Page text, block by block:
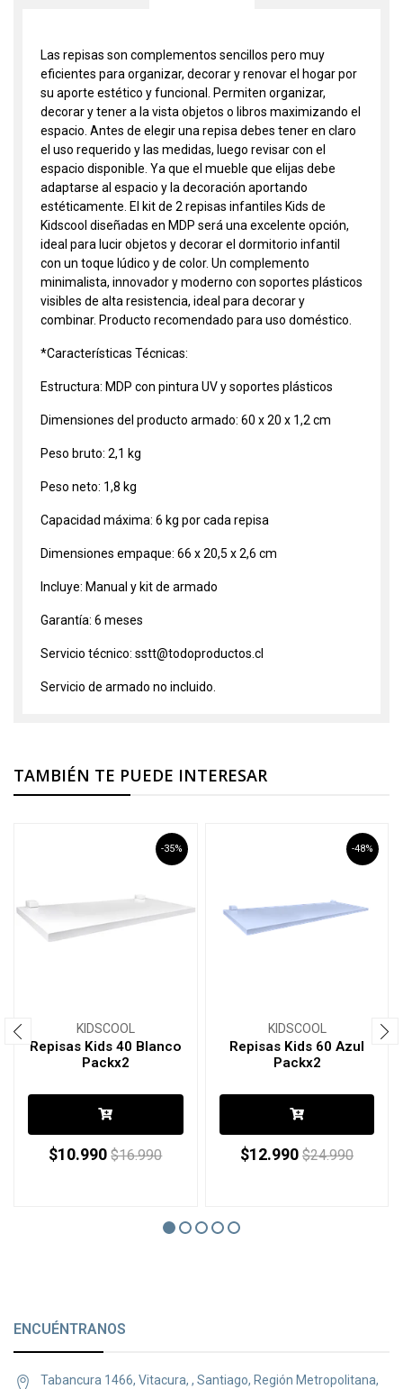
Las repisas son complementos sencillos pero muy
eficientes para organizar, decorar y renovar el hogar por
su aporte estético y funcional. Permiten organizar,
decorar y tener a la vista objetos o libros maximizando el
espacio. Antes de elegir una repisa debes tener en claro
el uso requerido y las medidas, luego revisar con el
espacio disponible. Ya que el mueble que elijas debe
adaptarse al espacio y la decoración aportando
estéticamente. El kit de 2 repisas infantiles Kids de
Kidscool diseñadas en MDP será una excelente opción,
ideal para lucir objetos y decorar el dormitorio infantil
con un toque lúdico y de color. Un complemento
minimalista, innovador y moderno con soportes plásticos
visibles de alta resistencia, ideal para decorar y
combinar. Producto recomendado para uso doméstico.
*Características Técnicas:
Estructura: MDP con pintura UV y soportes plásticos
Dimensiones del producto armado: 60 x 20 x 1,2 cm
Peso bruto: 2,1 kg
Peso neto: 1,8 kg
Capacidad máxima: 6 kg por cada repisa
Dimensiones empaque: 66 x 20,5 x 2,6 cm
Incluye: Manual y kit de armado
Garantía: 6 meses
Servicio técnico: sstt@todoproductos.cl
Servicio de armado no incluido.
TAMBIÉN TE PUEDE INTERESAR
-35%
KIDSCOOL
Repisas Kids 40 Blanco
Packx2
$10.990 $16.990
-48%
KIDSCOOL
Repisas Kids 60 Azul
Packx2
$12.990 $24.990
ENCUÉNTRANOS
Tabancura 1466, Vitacura, , Santiago, Región Metropolitana,